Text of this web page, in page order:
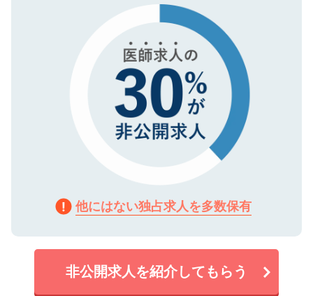
で、機密保持に関してもご安心ください。
他にはない独占求人を多数保有
非公開求人を紹介してもらう